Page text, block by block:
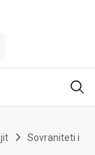
Sovraniteti i